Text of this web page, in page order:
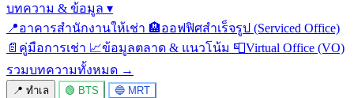
บทความ & ข้อมูล ▾
📍อาคารสำนักงานให้เช่า 🏨ออฟฟิศสำเร็จรูป (Serviced Office)
📄 คู่มือการเช่า 📈ข้อมูลตลาด & แนวโน้ม 📮Virtual Office (VO)
รวมบทความทั้งหมด →
📍 ทำเล 🟢 BTS 🔵 MRT